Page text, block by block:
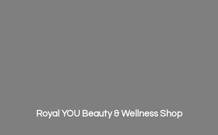
Royal YOU Beauty &Wellness Shop